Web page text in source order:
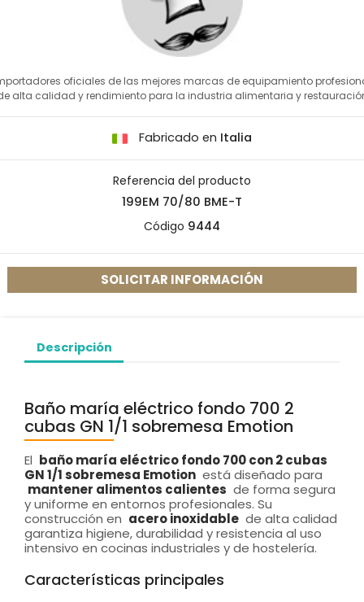
oficiales de las mejores marcas de equipamiento
alta calidad y rendimiento para la industria alimentaria y
Fabricado en Italia
Referencia del producto
199EM 70/80 BME-T
Código 9444
SOLICITAR INFORMACIÓN
Descripción
Baño maría eléctrico fondo 700 2
cubas GN 1/1 sobremesa Emotion
El baño maría eléctrico fondo 700 con 2 cubas
GN 1/1 sobremesa Emotion está diseñado para
mantener alimentos calientes de forma segura
y uniforme en entornos profesionales. Su
construcción en acero inoxidable de alta calidad
garantiza higiene, durabilidad y resistencia al uso
intensivo en cocinas industriales y de hostelería.
Características principales